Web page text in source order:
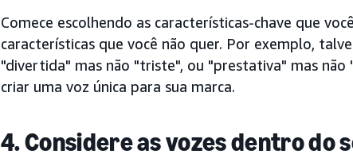
Comece escolhendo as características-chave que
características que você não quer. Por exemplo,
"divertida" mas não "triste", ou "prestativa" mas não
criar uma voz única para sua marca.
4. Considere as vozes dentro do